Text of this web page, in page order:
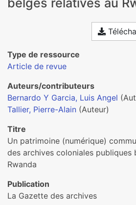
belges rela­ti­ves au
Type de ressource
Article de revue
Auteurs/contributeurs
Bernardo Y Garcia, Luis Angel
Tallier, Pierre-Alain (Auteur)
Titre
Un patri­moine (numé­ri­que)
des archi­ves colo­nia­les publi­ques
Rwanda
Publication
La Gazette des archives